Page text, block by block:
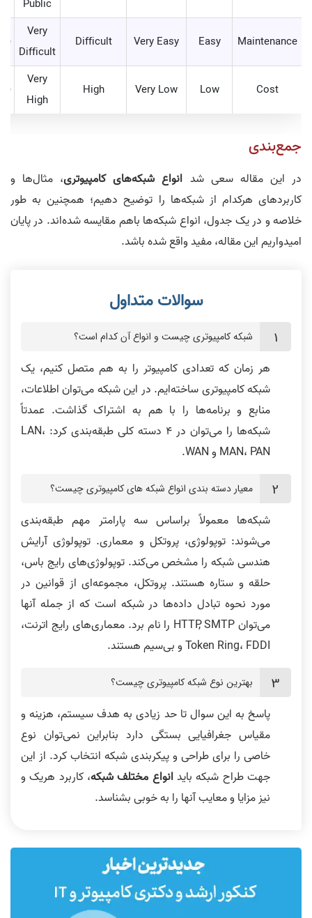
Public
Maintenance
Easy
Very Easy
Difficult
Very
Difficult
Cost
Low
Very Low
High
Very
High
جمع‌بندی
در این مقاله سعی شد انواع شبکه‌های کامپیوتری، مثال‌ها و
کاربردهای هرکدام از شبکه‌ها را توضیح دهیم؛ همچنین به طور
خلاصه و در یک جدول، انواع شبکه‌ها باهم مقایسه شده‌اند. در پایان
امیدواریم این مقاله، مفید واقع شده باشد.
شبکه کامپیوتری چیست و انواع آن کدام است؟
هر زمان که تعدادی کامپیوتر را به هم متصل کنیم، یک
شبکه کامپیوتری ساخته‌ایم. در این شبکه می‌توان اطلاعات،
منابع و برنامه‌ها را با هم به اشتراک گذاشت. عمدتاً
شبکه‌ها را می‌توان در 4 دسته کلی طبقه‌بندی کرد: LAN،
MAN، PAN و WAN.
معیار دسته بندی انواع شبکه های کامپیوتری چیست؟
شبکه‌ها معمولاً براساس سه پارامتر مهم طبقه‌بندی
می‌شوند: توپولوژی، پروتکل و معماری. توپولوژی آرایش
هندسی شبکه را مشخص می‌کند. توپولوژی‌های رایج باس،
حلقه و ستاره هستند. پروتکل، مجموعه‌ای از قوانین در
مورد نحوه تبادل داده‌ها در شبکه است که از جمله آنها
می‌توان HTTP, SMTP را نام برد. معماری‌های رایج اترنت،
Token Ring، FDDI و بی‌سیم هستند.
بهترین نوع شبکه کامپیوتری چیست؟
پاسخ به این سوال تا حد زیادی به هدف سیستم، هزینه و
مقیاس جغرافیایی بستگی دارد بنابراین نمی‌توان نوع
خاصی را برای طراحی و پیکربندی شبکه انتخاب کرد. از این
جهت طراح شبکه بایدانواع مختلف شبکه، کاربرد هریک و
نیز مزایا و معایب آنها را به خوبی بشناسد.